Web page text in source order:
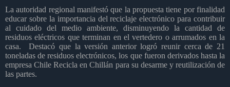
La autoridad regional manifestó que la propuesta tiene por finalidad
educar sobre la importancia del reciclaje electrónico para contribuir
al cuidado del medio ambiente, disminuyendo la cantidad de
residuos eléctricos que terminan en el vertedero o arrumados en la
casa. Destacó que la versión anterior logró reunir cerca de 21
toneladas de residuos electrónicos, los que fueron derivados hasta la
empresa Chile Recicla en Chillán para su desarme y reutilización de
las partes.